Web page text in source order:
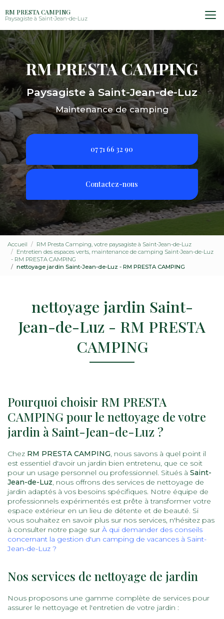
au
contenu
principal
RM PRESTA CAMPING
Paysagiste à Saint-Jean-de-Luz
Paysagiste à Saint-Jean-de-Luz
Maintenance de camping
07 71 66 32 90
Contactez-nous
Accueil
RM Presta Camping, votre paysagiste à Saint-Jean-de-Luz
Entretien des espaces verts, maintenance de camping Saint-Jean-de-Luz
- RM PRESTA CAMPING
nettoyage jardin Saint-Jean-de-Luz - RM PRESTA CAMPING
nettoyage jardin Saint-
Jean-de-Luz - RM PRESTA
CAMPING
Pourquoi choisir RM PRESTA
CAMPING pour le nettoyage de votre
jardin à Saint-Jean-de-Luz ?
Chez RM PRESTA CAMPING, nous savons à quel point il
est essentiel d'avoir un jardin bien entretenu, que ce soit
pour un usage personnel ou professionnel. Situés à Saint-
Jean-de-Luz, nous offrons des services de nettoyage de
jardin adaptés à vos besoins spécifiques. Notre équipe de
professionnels expérimentés est prête à transformer votre
espace extérieur en un lieu de détente et de beauté. Si
vous souhaitez en savoir plus sur nos services, n'hésitez pas
à consulter notre page sur À qui demander des conseils
concernant la gestion d'un camping de vacances à Saint-
Jean-de-Luz ?
Nos services de nettoyage de jardin
Nous proposons une gamme complète de services pour
assurer le nettoyage et l'entretien de votre jardin :